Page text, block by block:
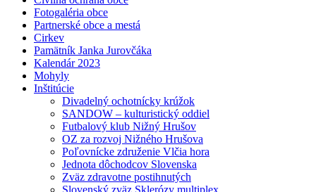
Fotogaléria obce
Partnerské obce a mestá
Cirkev
Pamätník Janka Jurovčáka
Kalendár 2023
Mohyly
Inštitúcie
Divadelný ochotnícky krúžok
SANDOW – kulturistický oddiel
Futbalový klub Nižný Hrušov
OZ za rozvoj Nižného Hrušova
Poľovnícke združenie Vlčia hora
Jednota dôchodcov Slovenska
Zväz zdravotne postihnutých